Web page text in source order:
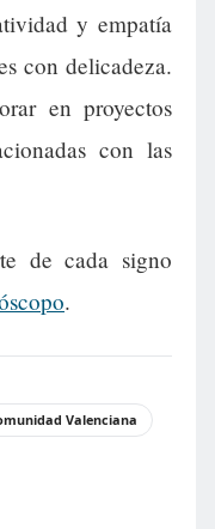
y empatía
con delicadeza.
en proyectos
con las
de cada signo
.
Valenciana